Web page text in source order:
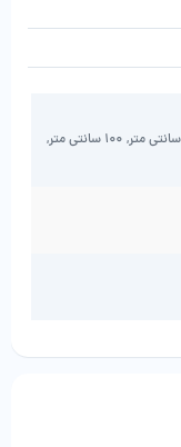
200 سانتی متر, 180 سانتی متر, 150 سانتی متر, 120 سانتی متر, 100 سانتی متر,